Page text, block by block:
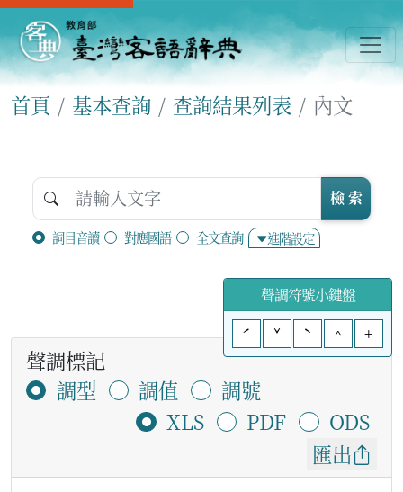
首頁 基本查詢 查詢結果列表 內文
詞目音讀 對應國語 全文查詢 進階設定
檢 索
聲調符號小鍵盤
ˊ
ˇ ˋ ^ +
聲調標記
調型
調值
調號
XLS
PDF
ODS
匯出